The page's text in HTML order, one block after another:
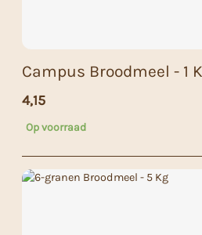
Campus Broodmeel - 1
4,15
Op voorraad